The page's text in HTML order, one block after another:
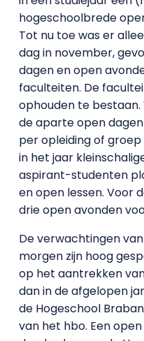
hogeschoolbrede
Tot nu toe was er
dag in november,
dagen en open
faculteiten. De
ophouden te
de aparte open
per opleiding of
in het jaar
aspirant-studenten
en open lessen. Voor
drie open avonden
De verwachtingen
morgen zijn hoog
op het aantrekken
dan in de afgelopen
de Hogeschool
van het hbo. Een